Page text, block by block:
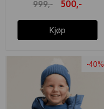
999,- 500,-
Kjøp
-40%